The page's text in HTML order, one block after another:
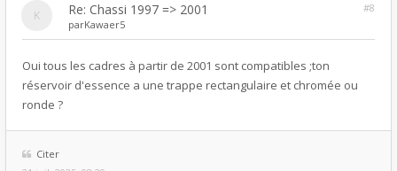
Re: Chassi 1997 => 2001
#8
parKawaer5
Oui tous les cadres à partir de 2001 sont compatibles ;ton
réservoir d'essence a une trappe rectangulaire et chromée ou
ronde ?
Citer